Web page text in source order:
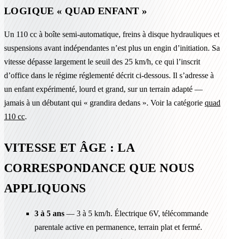
LOGIQUE « QUAD ENFANT »
Un 110 cc à boîte semi-automatique, freins à disque hydrauliques et
suspensions avant indépendantes n’est plus un engin d’initiation. Sa
vitesse dépasse largement le seuil des 25 km/h, ce qui l’inscrit
d’office dans le régime réglementé décrit ci-dessous. Il s’adresse à
un enfant expérimenté, lourd et grand, sur un terrain adapté —
jamais à un débutant qui « grandira dedans ». Voir la catégorie quad
110 cc.
VITESSE ET ÂGE : LA
CORRESPONDANCE QUE NOUS
APPLIQUONS
3 à 5 ans — 3 à 5 km/h. Électrique 6V, télécommande
parentale active en permanence, terrain plat et fermé.